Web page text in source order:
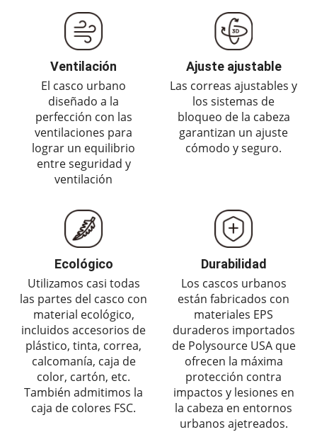
Ventilación
El casco urbano
diseñado a la
perfección con las
ventilaciones para
lograr un equilibrio
entre seguridad y
ventilación
Ajuste ajustable
Las correas ajustables y
los sistemas de
bloqueo de la cabeza
garantizan un ajuste
cómodo y seguro.
Ecológico
Utilizamos casi todas
las partes del casco con
material ecológico,
incluidos accesorios de
plástico, tinta, correa,
calcomanía, caja de
color, cartón, etc.
También admitimos la
caja de colores FSC.
Durabilidad
Los cascos urbanos
están fabricados con
materiales EPS
duraderos importados
de Polysource USA que
ofrecen la máxima
protección contra
impactos y lesiones en
la cabeza en entornos
urbanos ajetreados.